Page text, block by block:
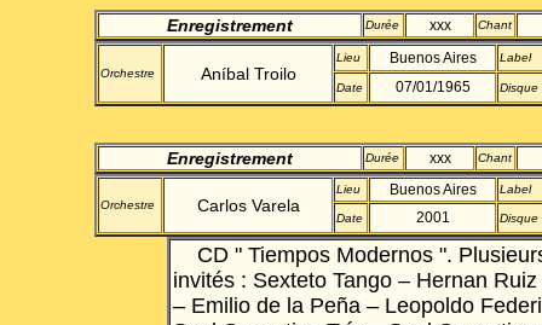
Enregistrement Durée xxx Chant
Orchestre Aníbal Troilo
Lieu Buenos Aires Label
Date 07/01/1965 Disque
Enregistrement Durée xxx Chant
Orchestre Carlos Varela
Lieu Buenos Aires Label
Date 2001 Disque
CD " Tiempos Modernos ".
invités : Sexteto Tango – Hernan
– Emilio de la Peña – Leopoldo